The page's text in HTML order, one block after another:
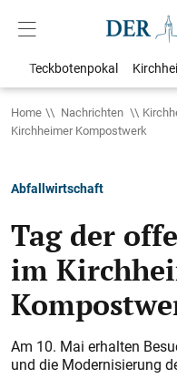
Teckbotenpokal
Home Nachrichten
Kirchheimer Kompostwerk
Abfallwirtschaft
Tag der
im
Am 10. Mai erhalten
und die Modernisierung